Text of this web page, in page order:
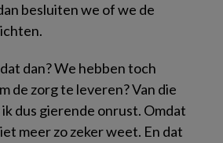
besluiten we of we de
dan? We hebben toch
de zorg te leveren? Van die
dus gierende onrust. Omdat
meer zo zeker weet. En dat